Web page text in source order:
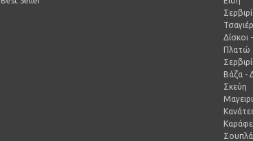
Δίσκοι -
Πλατώ
Βάζα -
Σκεύη